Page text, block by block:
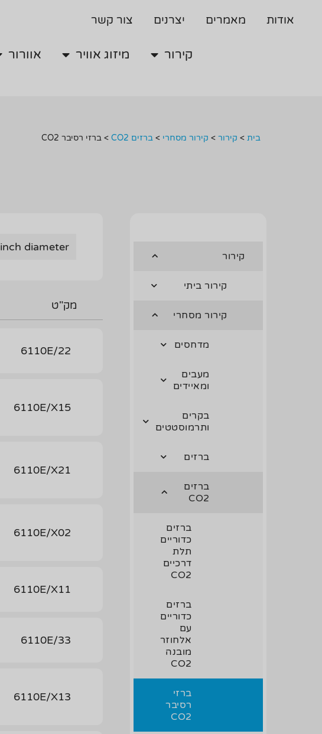
אודות מאמרים יצרנים צור קשר
קירור מיזוג אוויר אוורור
קירור מיזוג אוויר
בית > קירור > קירור מסחרי >ברזים CO2 >ברזי רסיבר CO2
קירור
קירור ביתי
קירור מסחרי
מדחסים
מעבים
ומאיידים
בקרים
ותרמוסטטים
ברזים
ברזים
CO2
ברזים
כדוריים
תלת
דרכיים
CO2
ברזים
כדוריים
עם
אלחוזר
מובנה
CO2
ברזי
רסיבר
CO2
inch diameter
מק"ט
6110E/22
6110E/X15
6110E/X21
6110E/X02
6110E/X11
6110E/33
6110E/X13